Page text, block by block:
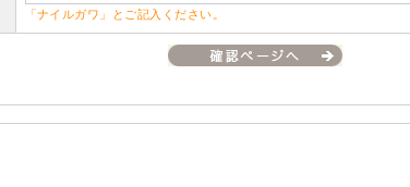
「ナイルガワ」とご記入ください。